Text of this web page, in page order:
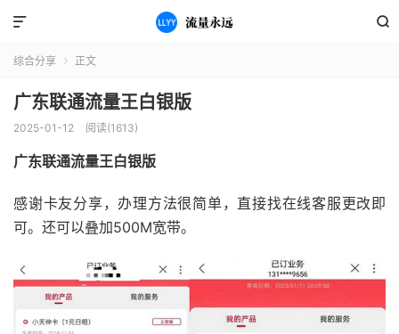


综合分享  正文
广东联通流量王白银版
2025-01-12 阅读(1613)
广东联通流量王白银版
感谢卡友分享，办理方法很简单，直接找在线客服更改即
可。还可以叠加500M宽带。